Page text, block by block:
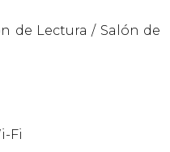
de Lectura / Salón de
Fi